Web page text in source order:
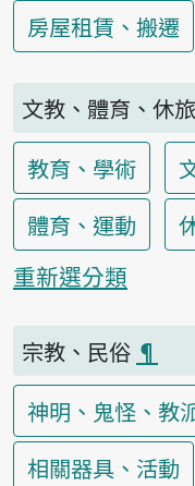
房屋租賃、搬遷
文教、體育、休旅
教育、學術
體育、運動
重新選分類
宗教、民俗 ¶
神明、鬼怪、教
相關器具、活動